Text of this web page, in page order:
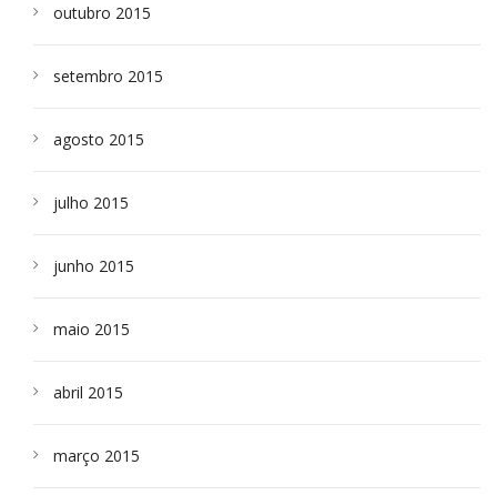
outubro 2015
setembro 2015
agosto 2015
julho 2015
junho 2015
maio 2015
abril 2015
março 2015